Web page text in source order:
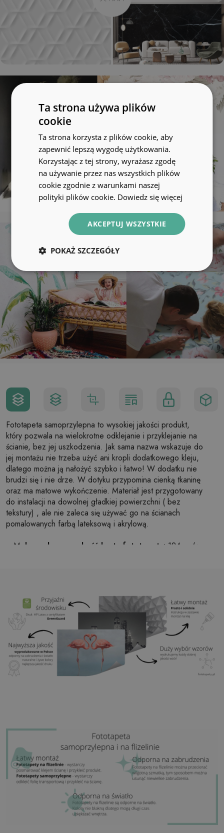
Fototapeta samoprzylepna to wysokiej jakości produkt,
który pozwala na wielokrotne odklejanie i przyklejanie na
ścianie, bez jej uszkodzenia. Jak sama nazwa wskazuje do
jej montażu nie trzeba użyć ani kropli dodatkowego kleju,
dlatego można ją nałożyć szybko i łatwo! W dodatku nie
brudzi się i nie drze. W dotyku przypomina cienką tkaninę
oraz ma matowe wykończenie. Materiał jest przygotowany
do instalacji na dowolnej gładkiej powierzchni ( bez
tekstury) , ale nie zaleca się używać go na ścianach
pomalowanych farbą lateksową i akrylową.
Maksymalna szerokość brytu fototapety: 124cm (w
Klej:Niepotrzebny
Zastosowanie:
Salon, sypialnia, pomieszczenia
biurowe, przedpokój i wiele innych
Ta strona używa plików
cookie
Ta strona korzysta z plików cookie, aby
zapewnić lepszą wygodę użytkowania.
Korzystając z tej strony, wyrażasz zgodę
na używanie przez nas wszystkich plików
cookie zgodnie z warunkami naszej
polityki plików cookie. Dowiedz się więcej
AKCEPTUJ WSZYSTKIE
POKAŻ SZCZEGÓŁY